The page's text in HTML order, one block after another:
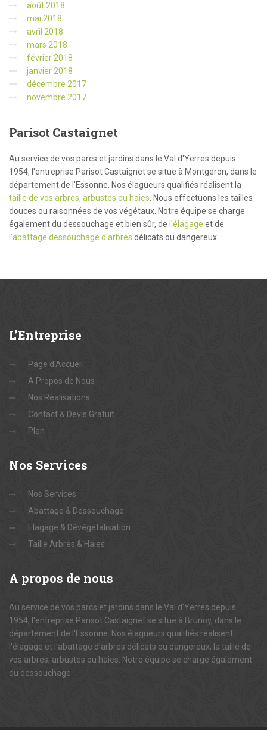
août 2018
mai 2018
avril 2018
mars 2018
février 2018
janvier 2018
décembre 2017
novembre 2017
Parisot Castaignet
Au service de vos parcs et jardins dans le Val d'Yerres depuis
1954, l'entreprise Parisot Castaignet se situe à Montgeron, dans le
département de l'Essonne. Nos élagueurs qualifiés réalisent la
taille de vos arbres, arbustes ou haies . Nous effectuons les tailles
douces ou raisonnées de vos végétaux. Notre équipe se charge
également du dessouchage et bien sûr, de l'élagage et de
l'abattage dessouchage d'arbres délicats ou dangereux.
L’Entreprise
Page d’Accueil
A Propos de Nous
Nos Réalisations
Contact & Devis Gratuit
Plan
Nos Services
Nos Services
Abattage & Dessouchage
Elagage & Dévégétalisation
Taille Arbres & Haies
A propos de nous
Au service de vos parcs et jardins dans le Val d'Yerres depuis
1954, l'entreprise Parisot Castaignet se situe à Brunoy, dans le
département de l'Essonne. Nos élagueurs qualifiés réalisent
l'élagage et l'abattage d'arbres délicats ou dangereux, la taille de
vos arbres, arbustes ou haies. Notre équipe se charge également
du dessouchage.